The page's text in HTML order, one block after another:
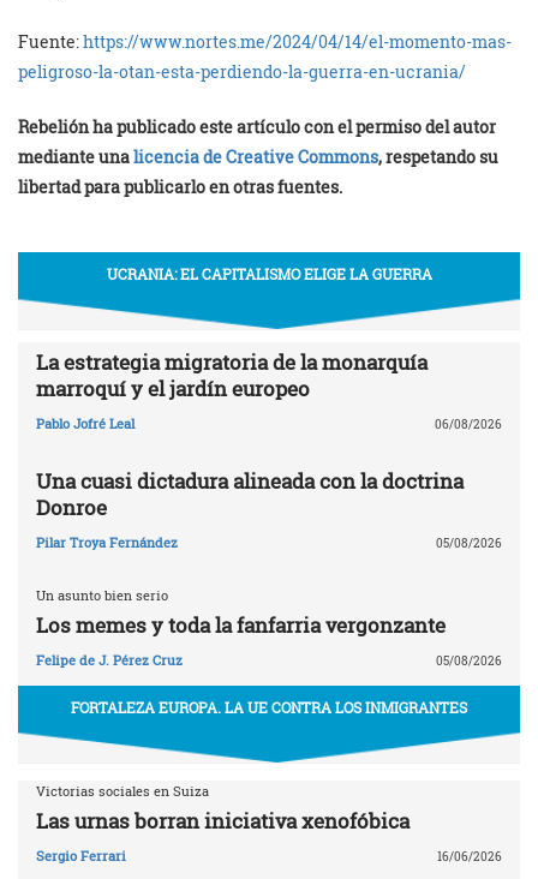
Fuente:https://www.nortes.me/2024/04/14/el-momento-mas-
peligroso-la-otan-esta-perdiendo-la-guerra-en-ucrania/
Rebelión ha publicado este artículo con el permiso del autor
mediante unalicencia de Creative Commons, respetando su
libertad para publicarlo en otras fuentes.
UCRANIA: EL CAPITALISMO ELIGE LA GUERRA
La estrategia migratoria de la monarquía
marroquí y el jardín europeo
Pablo Jofré Leal 06/08/2026
Una cuasi dictadura alineada con la doctrina
Donroe
Pilar Troya Fernández 05/08/2026
Un asunto bien serio
Los memes y toda la fanfarria vergonzante
Felipe de J. Pérez Cruz 05/08/2026
FORTALEZA EUROPA. LA UE CONTRA LOS INMIGRANTES
Victorias sociales en Suiza
Las urnas borran iniciativa xenofóbica
Sergio Ferrari 16/06/2026